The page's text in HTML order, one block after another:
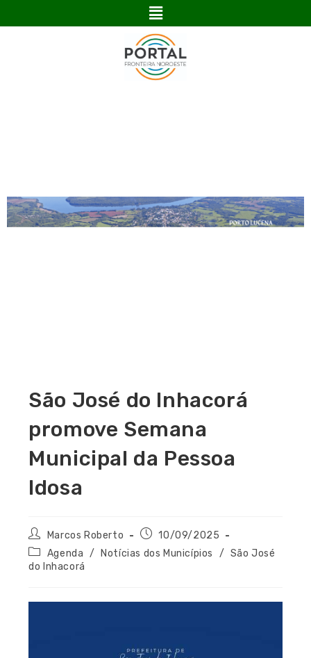
São José do Inhacorá
promove Semana
Municipal da Pessoa
Idosa
Marcos Roberto
10/09/2025
Agenda / Notícias dos Municípios / São José
do Inhacorá